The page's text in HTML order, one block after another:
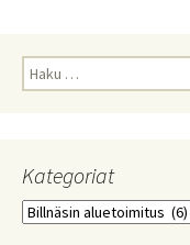
Haku:
Kategoriat
Kategoriat